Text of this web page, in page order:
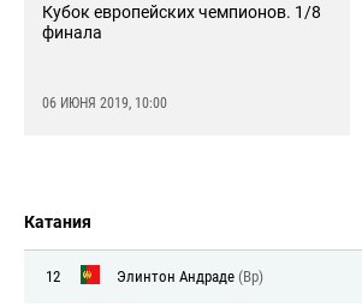
Кубок европейских чемпионов. 1/8
финала
06 ИЮНЯ 2019, 10:00
Катания
12 Элинтон Андраде (Вр)